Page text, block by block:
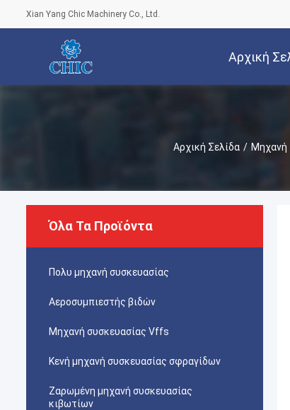
Xian Yang Chic Machinery Co., Ltd.
Αρχική
Αρχική Σελίδα / Μηχανή
Όλα Τα Προϊόντα
Πολυ μηχανή συσκευασίας
Αεροσυμπιεστής βιδών
Μηχανή συσκευασίας Vffs
Κενή μηχανή συσκευασίας σφραγίδων
Ζαρωμένη μηχανή συσκευασίας
κιβωτίων